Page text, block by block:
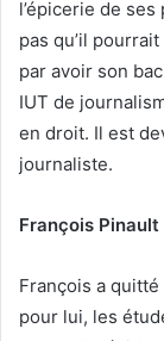
l’épicerie de
pas qu’il
par avoir son
IUT de
en droit. Il est
journaliste.
François
François a quitté
pour lui, les